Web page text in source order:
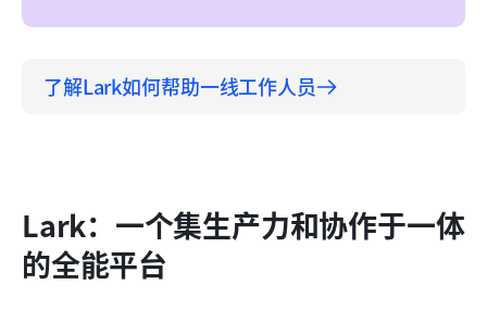
了解Lark如何帮助一线工作人员
Lark：一个集生产力和协作于一体
的全能平台